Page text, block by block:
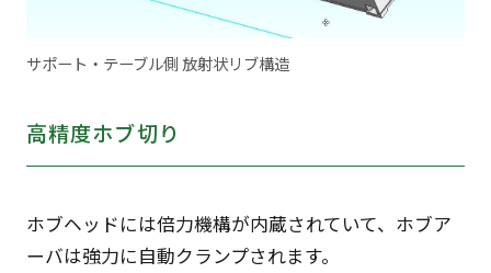
サポート・テーブル側 放射状リブ構造
高精度ホブ切り
ホブヘッドには倍力機構が内蔵されていて、ホブア
ーバは強力に自動クランプされます。